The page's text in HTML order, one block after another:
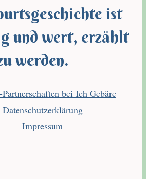
ist
und wert, erzählt
werden.
bei Ich Gebäre
Datenschutzerklärung
Impressum